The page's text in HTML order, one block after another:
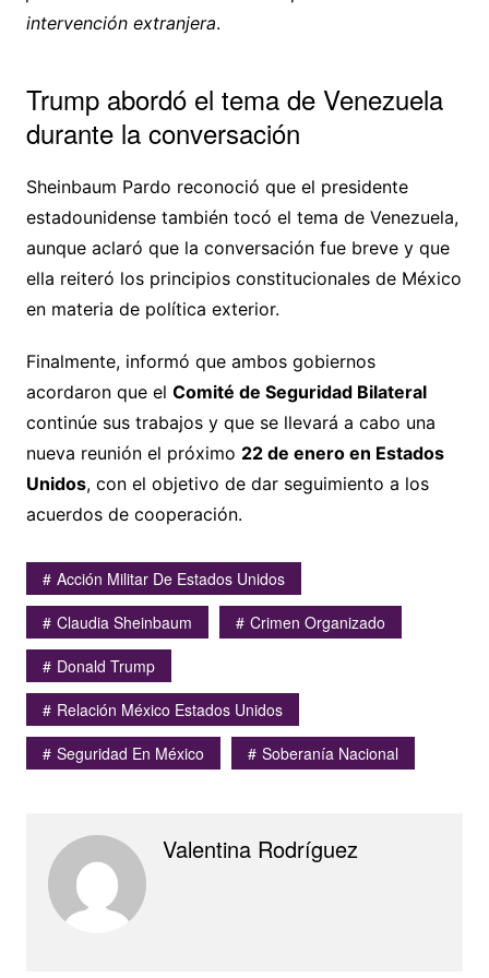
intervención extranjera.
Trump abordó el tema de Venezuela
durante la conversación
Sheinbaum Pardo reconoció que el presidente
estadounidense también tocó el tema de Venezuela,
aunque aclaró que la conversación fue breve y que
ella reiteró los principios constitucionales de México
en materia de política exterior.
Finalmente, informó que ambos gobiernos
acordaron que el Comité de Seguridad Bilateral
continúe sus trabajos y que se llevará a cabo una
nueva reunión el próximo 22 de enero en Estados
Unidos, con el objetivo de dar seguimiento a los
acuerdos de cooperación.
Acción Militar De Estados Unidos
Claudia Sheinbaum
Crimen Organizado
Donald Trump
Relación México Estados Unidos
Seguridad En México
Soberanía Nacional
Valentina Rodríguez